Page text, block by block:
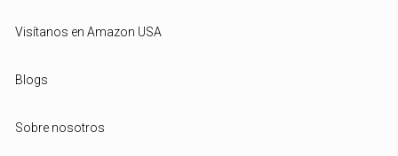
Visítanos en Amazon USA
Blogs
Sobre nosotros